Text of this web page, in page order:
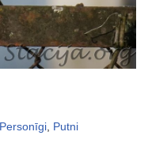
Personīgi Putni